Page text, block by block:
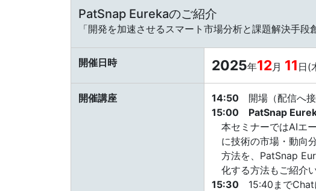
PatSnap Eurekaのご紹介
「開発を加速させるスマート市場分析と課題解決手段
開催日時 2025年12月 11 日(
開催講座 14:50 開場（配信へ接
15:00
PatSnap
本セミナーではAIエ
に技術の市場・動向
方法を、PatSnap
化する方法もご紹介
15:30 15:40までChat